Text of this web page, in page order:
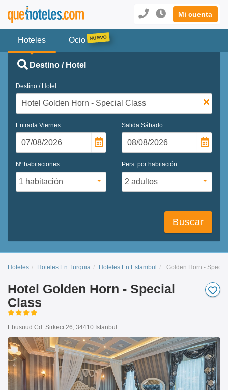
Mi cuenta
Hoteles Ocio
Destino / Hotel
Destino / Hotel
Entrada Viernes Salida Sábado
Nº habitaciones Pers. por habitación
Buscar
Hoteles Hoteles En Turquia Hoteles En Estambul Golden Horn -
Hotel Golden Horn - Special
Class
Ebusuud Cd. Sirkeci 26, 34410 Istanbul